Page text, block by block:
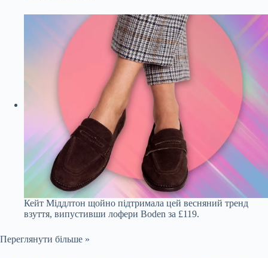
Кейт Міддлтон щойно підтримала цей весняний тренд
взуття, випустивши лофери Boden за £119.
Переглянути більше »